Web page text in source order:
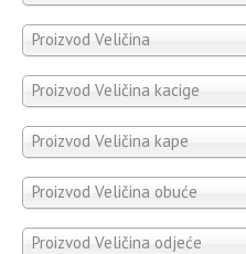
Proizvod Veličina
Proizvod Veličina kacige
Proizvod Veličina kape
Proizvod Veličina obuće
Proizvod Veličina odjeće